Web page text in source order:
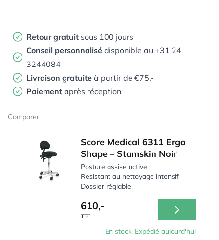
Retour gratuit sous 100 jours
Conseil personnalisé disponible au +31 24
3244084
Livraison gratuite à partir de €75,-
Paiement après réception
Comparer
Score Medical 6311 Ergo
Shape – Stamskin Noir
Posture assise active
Résistant au nettoyage intensif
Dossier réglable
610,-
TTC
En stock, Expédié aujourd'hui